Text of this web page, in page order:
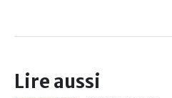
Lire aussi